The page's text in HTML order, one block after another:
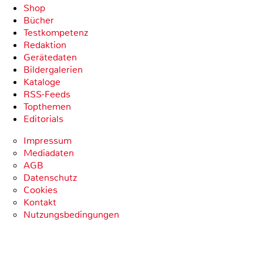
Shop
Bücher
Testkompetenz
Redaktion
Gerätedaten
Bildergalerien
Kataloge
RSS-Feeds
Topthemen
Editorials
Impressum
Mediadaten
AGB
Datenschutz
Cookies
Kontakt
Nutzungsbedingungen